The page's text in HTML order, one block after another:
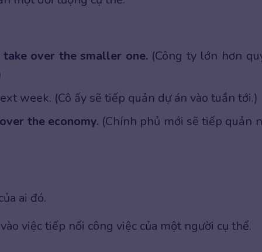
take over the smaller one.(Công ty lớn hơn
week. (Cô ấy sẽ tiếp quản dự án vào tuần tới.)
the economy.(Chính phủ mới sẽ tiếp quản
ai đó.
việc tiếp nối công việc của một người cụ thể.